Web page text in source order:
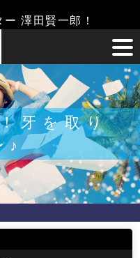
澤田賢一郎！
牙を取り
♪